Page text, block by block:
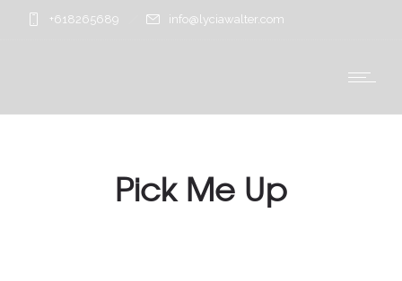
+618265689 info@lyciawalter.com
Pick Me Up